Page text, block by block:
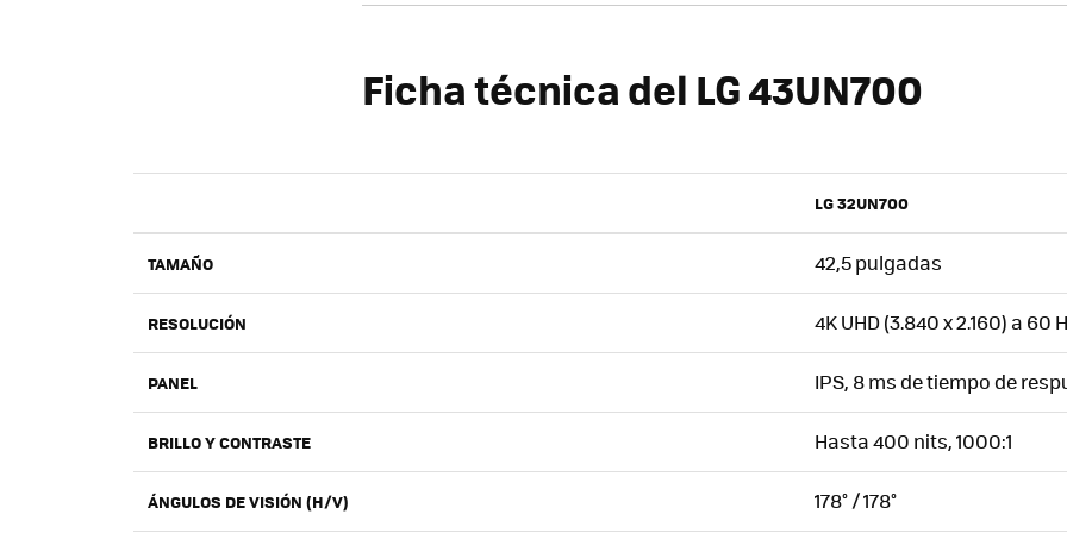
Ficha técnica del LG 43UN700
LG 32UN700
TAMAÑO 42,5 pulgadas
RESOLUCIÓN 4K UHD (3.840 x 2.160) a 60
PANEL IPS, 8 ms de tiempo de
BRILLO Y CONTRASTE Hasta 400 nits, 1000:1
ÁNGULOS DE VISIÓN (H/V) 178° / 178°